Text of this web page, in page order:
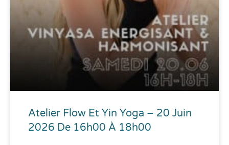
Atelier Flow Et Yin Yoga – 20 Juin
2026 De 16h00 À 18h00